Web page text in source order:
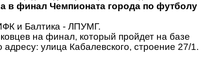
финал Чемпионата города по футболу
и Балтика - ЛПУМГ.
на финал, который пройдет на базе
улица Кабалевского, строение 27/1.